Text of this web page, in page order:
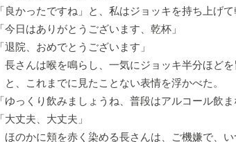
「良かったですね」と、私はジョッキを持ち上げて
「今日はありがとうございます、乾杯」
「退院、おめでとうございます」
長さんは喉を鳴らし、一気にジョッキ半分ほどを
と、これまでに見たことない表情を浮かべた。
「ゆっくり飲みましょうね、普段はアルコール飲
「大丈夫、大丈夫」
ほのかに頬を赤く染める長さんは、ご機嫌で、